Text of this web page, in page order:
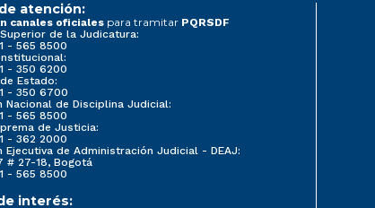
atención:
canales oficiales para tramitar PQRSDF
de la Judicatura:
- 565 8500
- 350 6200
Estado:
- 350 6700
Nacional de Disciplina Judicial:
- 565 8500
de Justicia:
- 362 2000
Ejecutiva de Administración Judicial - DEAJ:
# 27-18, Bogotá
- 565 8500
interés: